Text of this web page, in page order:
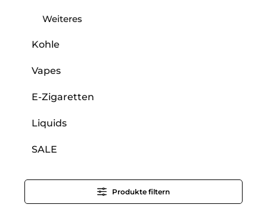
Weiteres
Kohle
Vapes
E-Zigaretten
Liquids
SALE
Produkte filtern